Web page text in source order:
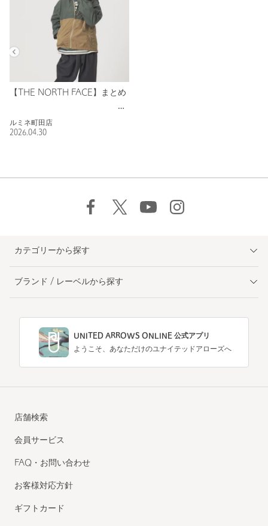
【THE NORTH FACE】まとめ
ルミネ町田店
2026.04.30
カテゴリーから探す
ブランド / レーベルから探す
UNITED ARROWS ONLINE 公式アプリ
ようこそ、あなただけのユナイテッドアローズへ
店舗検索
会員サービス
FAQ・お問い合わせ
お客様対応方針
ギフトカード